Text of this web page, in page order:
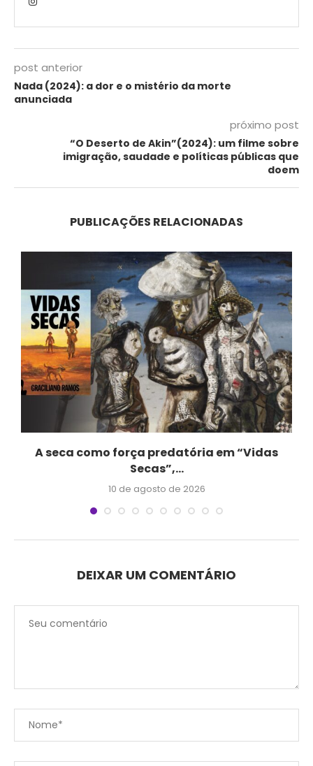
post anterior
Nada (2024): a dor e o mistério da morte
anunciada
próximo post
“O Deserto de Akin”(2024): um filme sobre
imigração, saudade e políticas públicas que
doem
PUBLICAÇÕES RELACIONADAS
A seca como força predatória em “Vidas
Secas”,...
10 de agosto de 2026
DEIXAR UM COMENTÁRIO